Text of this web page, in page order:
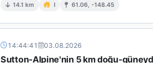
14.1 km I 61.06, -148.45
14:44:41 03.08.2026
Sutton-Alpine'nin 5 km doğu-